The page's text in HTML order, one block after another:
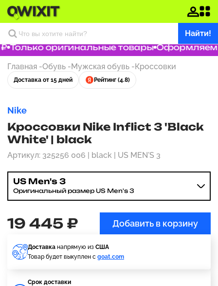
Найти!
Только оригинальные товары Оформляем
Главная -Обувь -Мужская обувь -Кроссовки
Доставка от 15 дней Рейтинг (4.8)
Nike
Кроссовки Nike Inflict 3 'Black
White' | black
Артикул: 325256 006 | black | US MEN'S 3
US Men's 3
Оригинальный размер US Men's 3
19 445 ₽ Добавить в корзину
Доставка напрямую из США
Товар будет выкуплен с goat.com
Cрок доставки